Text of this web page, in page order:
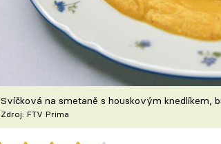
Svíčková na smetaně s houskovým knedlíkem,
Zdroj: FTV Prima